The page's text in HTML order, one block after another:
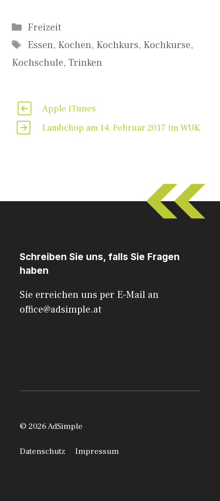
Kategorien
Freizeit
Schlagwörter
Essen, Kochen, Kochkurs, Kochkurse,
Kochschule, Trinken
Apple iTunes
Lambchop am 14. Februar 2017 im WUK
Schreiben Sie uns, falls Sie Fragen
haben
Sie erreichen uns per E-Mail an
office@adsimple.at
© 2026 AdSimple
Datenschutz Impressum